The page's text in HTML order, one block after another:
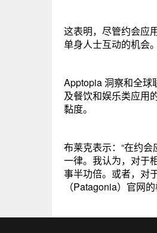
这表明，尽管约会应
单身人士互动的机会。
Apptopia 洞察和全球
及餐饮和娱乐类应用
黏度。
布莱克表示：“在约
一律。我认为，对于
事半功倍。或者，对
（Patagonia）官网